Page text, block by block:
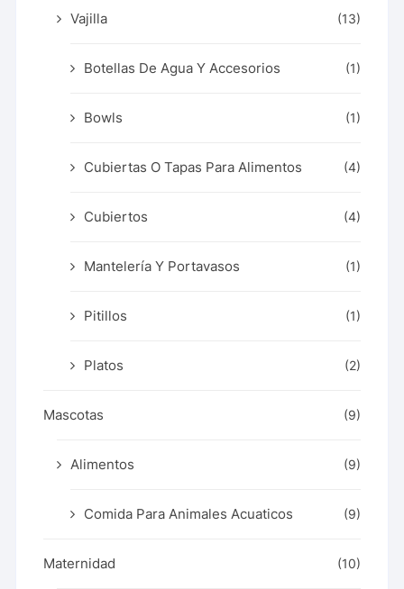
Vajilla (13)
Botellas De Agua Y Accesorios (1)
Bowls (1)
Cubiertas O Tapas Para Alimentos (4)
Cubiertos (4)
Mantelería Y Portavasos (1)
Pitillos (1)
Platos (2)
Mascotas (9)
Alimentos (9)
Comida Para Animales Acuaticos (9)
Maternidad (10)